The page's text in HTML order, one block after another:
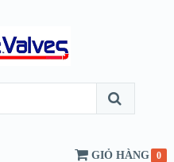
GIỎ HÀNG 0